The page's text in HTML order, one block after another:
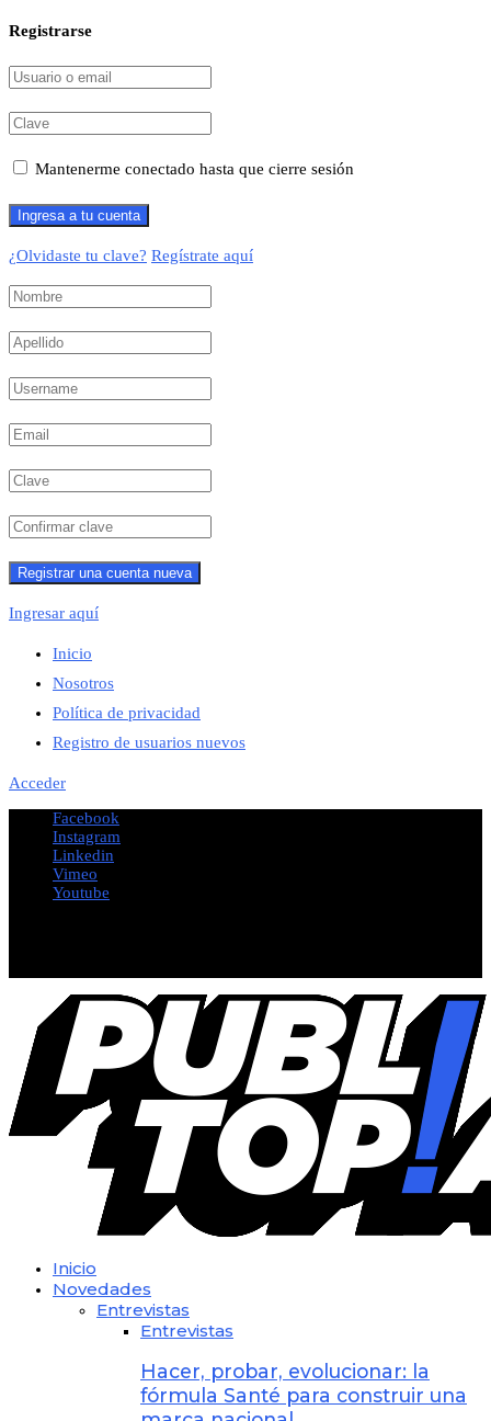
Registrarse
Mantenerme conectado hasta que cierre sesión
¿Olvidaste tu clave? Regístrate aquí
Ingresar aquí
Inicio
Nosotros
Política de privacidad
Registro de usuarios nuevos
Acceder
Facebook
Instagram
Linkedin
Vimeo
Youtube
Inicio
Novedades
Entrevistas
Entrevistas
Hacer, probar, evolucionar: la
fórmula Santé para construir una